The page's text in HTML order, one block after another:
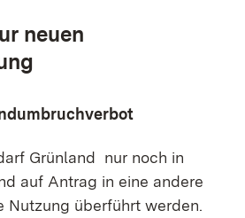
neuen
Grünland nur noch in
auf Antrag in eine andere
Nutzung überführt werden.